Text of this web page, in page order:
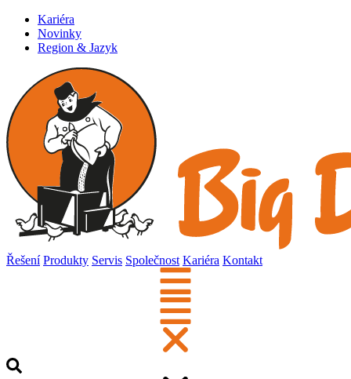
Kariéra
Novinky
Region & Jazyk
Řešení Produkty Servis Společnost Kariéra Kontakt